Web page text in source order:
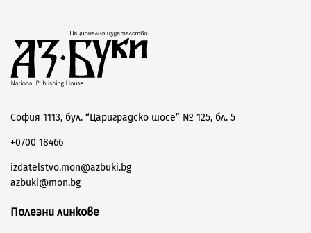
София 1113, бул. “Цариградско шосе” № 125, бл. 5
+0700 18466
izdatelstvo.mon@azbuki.bg
azbuki@mon.bg
Полезни линкове